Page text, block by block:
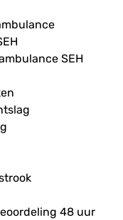
SEH
48 uur